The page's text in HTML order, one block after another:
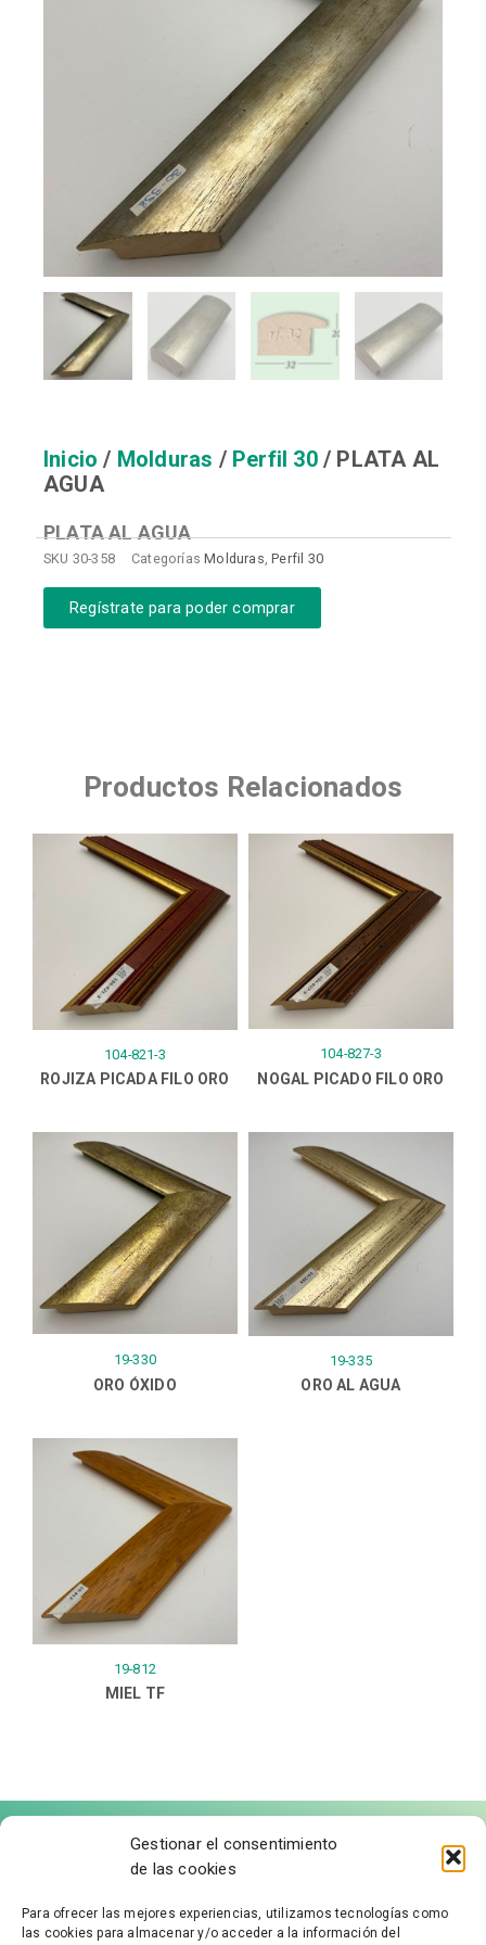
Gestionar el consentimiento
de las cookies
Para ofrecer las mejores experiencias, utilizamos tecnologías como
las cookies para almacenar y/o acceder a la información del
Inicio / Molduras / Perfil 30/ PLATA AL
AGUA
PLATA AL AGUA
SKU 30-358 Categorías Molduras ,Perfil 30
Regístrate para poder comprar
Productos Relacionados
104-821-3
ROJIZA PICADA FILO ORO
104-827-3
NOGAL PICADO FILO ORO
19-330
ORO ÓXIDO
19-335
ORO AL AGUA
19-812
MIEL TF
FÁBRICA DE MOLDURAS